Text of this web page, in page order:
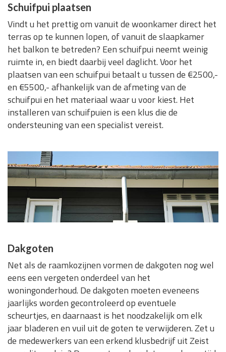
Schuifpui plaatsen
Vindt u het prettig om vanuit de woonkamer direct het
terras op te kunnen lopen, of vanuit de slaapkamer
het balkon te betreden? Een schuifpui neemt weinig
ruimte in, en biedt daarbij veel daglicht. Voor het
plaatsen van een schuifpui betaalt u tussen de €2500,-
en €5500,- afhankelijk van de afmeting van de
schuifpui en het materiaal waar u voor kiest. Het
installeren van schuifpuien is een klus die de
ondersteuning van een specialist vereist.
Dakgoten
Net als de raamkozijnen vormen de dakgoten nog wel
eens een vergeten onderdeel van het
woningonderhoud. De dakgoten moeten eveneens
jaarlijks worden gecontroleerd op eventuele
scheurtjes, en daarnaast is het noodzakelijk om elk
jaar bladeren en vuil uit de goten te verwijderen. Zet u
de medewerkers van een erkend klusbedrijf uit Zeist